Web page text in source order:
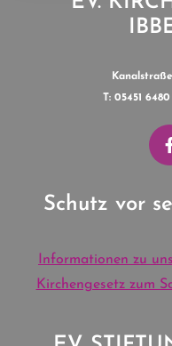
T: 05451
Schutz vor
Informationen zu
Kirchengesetz zum